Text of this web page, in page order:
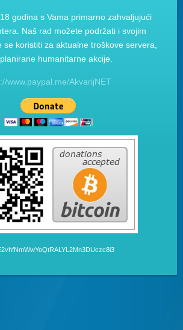
godina s Vama primarno zahvaljujući
Naš rad možete podržati i svojim
se koristiti za aktualne troškove servera,
humanitarne akcije.
www.paypal.me/AkvarijNET